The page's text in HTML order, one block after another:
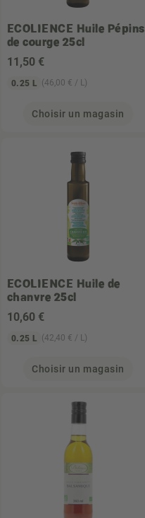
ECOLIENCE Huile Pépins
de courge 25cl
11 ,50 €
0.25 L (46,00 € / L)
Choisir un magasin
ECOLIENCE Huile de
chanvre 25cl
10,60 €
0.25 L (42,40 € / L)
Choisir un magasin